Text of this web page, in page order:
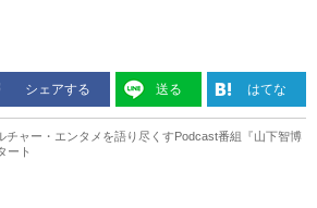
シェアする 送る はてな
チャー・エンタメを語り尽くすPodcast番組『山下智博
ート